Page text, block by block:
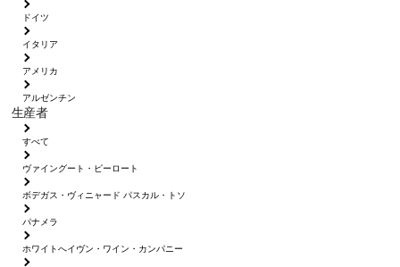
ドイツ
イタリア
アメリカ
アルゼンチン
生産者
すべて
ヴァイングート・ピーロート
ボデガス・ヴィニャード パスカル・トソ
パナメラ
ホワイトへイヴン・ワイン・カンパニー